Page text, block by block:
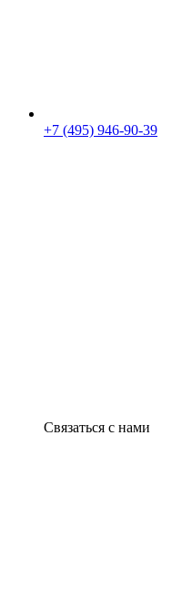
+7 (495) 946-90-39
Связаться с нами